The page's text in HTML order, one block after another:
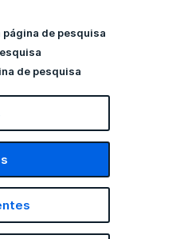
de pesquisa
de pesquisa